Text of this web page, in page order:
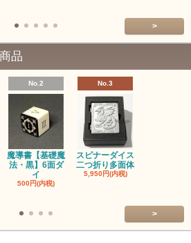
>
品
No.2
魔導書【基礎魔
法・黒】6面ダ
イ
500円(内税)
No.3
スピナーダイス
二つ折り多面体
5,950円(内税)
>